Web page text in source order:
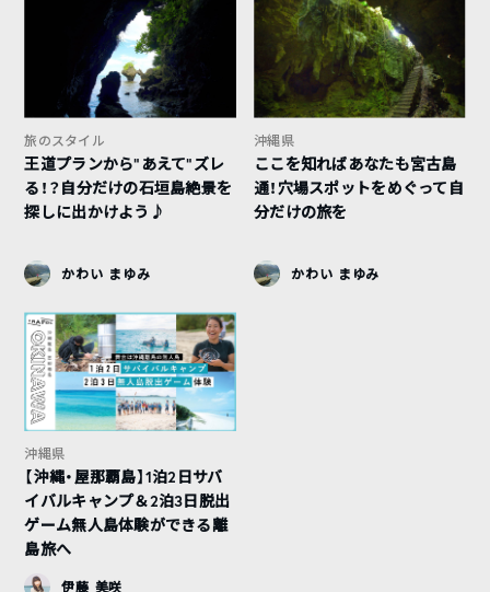
旅のスタイル
王道プランから”あえて”ズレ
る！？自分だけの石垣島絶景を
探しに出かけよう♪
かわい まゆみ
沖縄県
ここを知ればあなたも宮古島
通！穴場スポットをめぐって自
分だけの旅を
かわい まゆみ
沖縄県
【沖縄・屋那覇島】1泊2日サバ
イバルキャンプ＆2泊3日脱出
ゲーム無人島体験ができる離
島旅へ
伊藤 美咲